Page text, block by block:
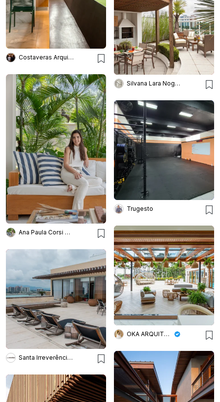
Costaveras Arquitetos
Silvana Lara Nogueira
Ana Paula Corsi Arquitetura
Trugesto
OKA ARQUITETURA
Santa Irreverência Arquitetura